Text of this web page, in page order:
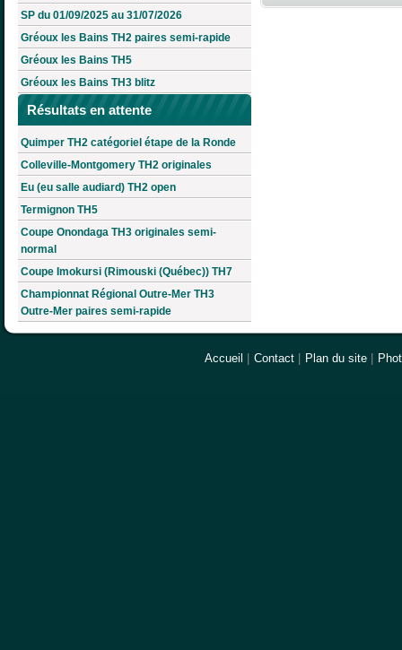
SP du 01/09/2025 au 31/07/2026
Gréoux les Bains TH2 paires semi-rapide
Gréoux les Bains TH5
Gréoux les Bains TH3 blitz
Résultats en attente
Quimper TH2 catégoriel étape de la Ronde
Colleville-Montgomery TH2 originales
Eu (eu salle audiard) TH2 open
Termignon TH5
Coupe Onondaga TH3 originales semi-
normal
Coupe Imokursi (Rimouski (Québec)) TH7
Championnat Régional Outre-Mer TH3
Outre-Mer paires semi-rapide
Accueil Contact Plan du site